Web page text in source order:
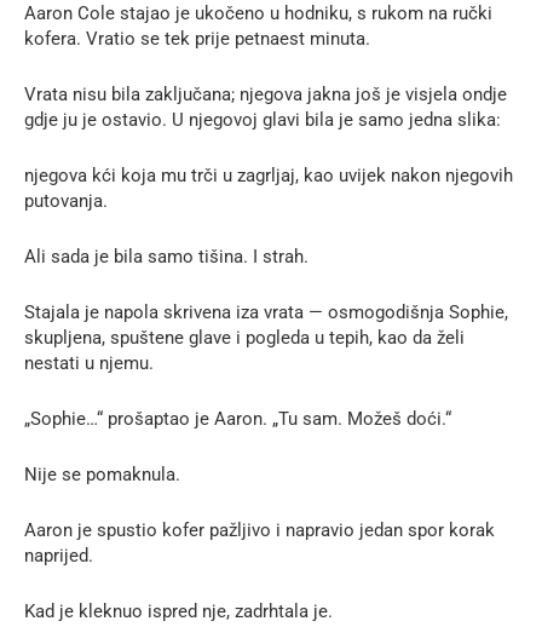
Aaron Cole stajao je ukočeno u hodniku, s rukom na ručki
kofera. Vratio se tek prije petnaest minuta.
Vrata nisu bila zaključana; njegova jakna još je visjela ondje
gdje ju je ostavio. U njegovoj glavi bila je samo jedna slika:
njegova kći koja mu trči u zagrljaj, kao uvijek nakon njegovih
putovanja.
Ali sada je bila samo tišina. I strah.
Stajala je napola skrivena iza vrata — osmogodišnja Sophie,
skupljena, spuštene glave i pogleda u tepih, kao da želi
nestati u njemu.
„Sophie…“ prošaptao je Aaron. „Tu sam. Možeš doći.“
Nije se pomaknula.
Aaron je spustio kofer pažljivo i napravio jedan spor korak
naprijed.
Kad je kleknuo ispred nje, zadrhtala je.